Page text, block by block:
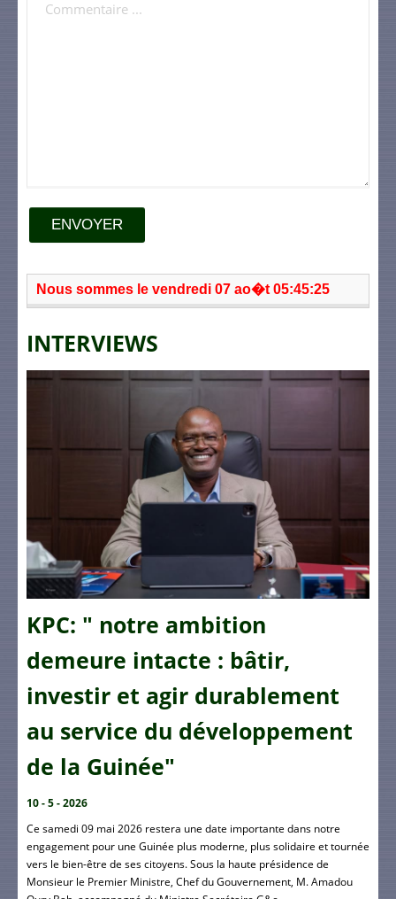
ENVOYER
Nous sommes le vendredi 07 ao�t 05:45:25
INTERVIEWS
KPC: " notre ambition
demeure intacte : bâtir,
investir et agir durablement
au service du développement
de la Guinée"
10 - 5 - 2026
Ce samedi 09 mai 2026 restera une date importante dans notre
engagement pour une Guinée plus moderne, plus solidaire et tournée
vers le bien-être de ses citoyens. Sous la haute présidence de
Monsieur le Premier Ministre, Chef du Gouvernement, M. Amadou